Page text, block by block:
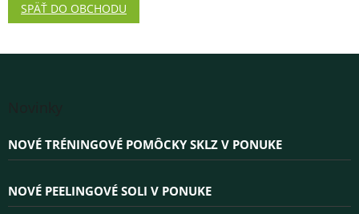
SPÄŤ DO OBCHODU
NOVÉ TRÉNINGOVÉ POMÔCKY SKLZ V PONUKE
NOVÉ PEELINGOVÉ SOLI V PONUKE